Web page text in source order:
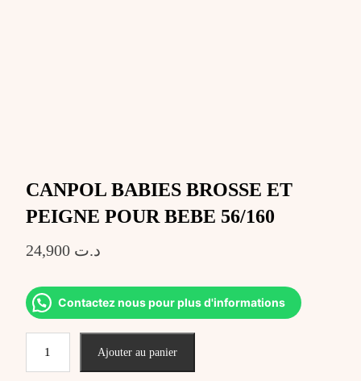
CANPOL BABIES BROSSE ET
PEIGNE POUR BEBE 56/160
د.ت 24,900
Contactez nous pour plus d'informations
Ajouter au panier